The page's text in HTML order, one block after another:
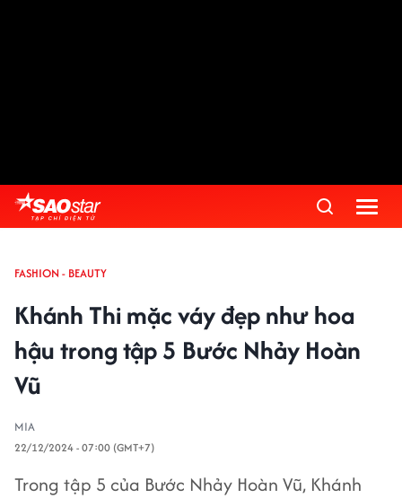
FASHION - BEAUTY
Khánh Thi mặc váy đẹp như hoa
hậu trong tập 5 Bước Nhảy Hoàn
Vũ
MIA
22/12/2024 - 07:00 (GMT+7)
Trong tập 5 của Bước Nhảy Hoàn Vũ, Khánh